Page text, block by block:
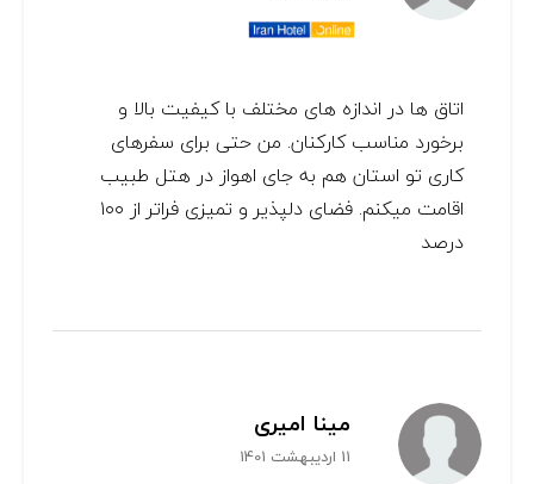
اتاق ها در اندازه های مختلف با کیفیت بالا و
برخورد مناسب کارکنان. من حتی برای سفرهای
کاری تو استان هم به جای اهواز در هتل طبیب
اقامت میکنم. فضای دلپذیر و تمیزی فراتر از ۱۰۰
درصد
مینا امیری
11 اردیبهشت 1401